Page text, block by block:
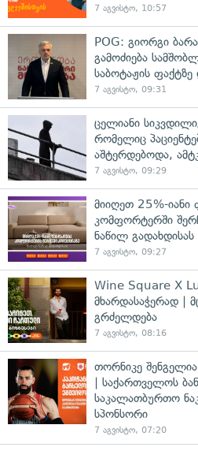
7 აგვისტო, 10:57
POG: გიორგი
გამოძიება
საბოტაჟის ფაქტზე
7 აგვისტო, 09:31
ცელიანი
რომელიც
აშტერდებოდა,
7 აგვისტო, 09:29
მიიღეთ 25%-იანი
კომფორტერში
ნაწილ გადახდისას
7 აგვისტო, 09:27
Wine Square X
მხარდასაჭერად |
გრძელდება
7 აგვისტო, 08:16
თორნიკე
| საქართველოს
საკალათბურთო
სპონსორი
7 აგვისტო, 07:20